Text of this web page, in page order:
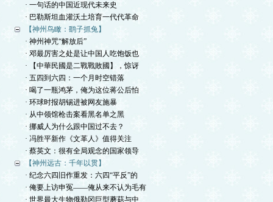
· 一句话的中国近现代未来史
· 巴勒斯坦血灌沃土培育一代代革命
【神州鸟瞰：鹞子抓兔】
· 神州神咒“解放后”
· 邓最厉害之处是让中国人吃饱饭也
· 【中華民國是二戰戰敗國】，惊讶
· 五四到六四：一个月时空错落
· 喝了一瓶鸿茅，俺为这位蒋公后怕
· 环球时报胡锡进被网友施暴
· 从中领馆枪击案看黑名单之黑
· 挪威人为什么跟中国过不去？
· 冯胜平新作《文革人》值得关注
· 蔡英文：很有全局观念的国家领导
【神州远古：千年以贯】
· 纪念六四旧作重发：六四“平反”的
· 俺要上访申冤——俺从来不认为毛有
· 世界最大生物俄勒冈巨型蘑菇与中